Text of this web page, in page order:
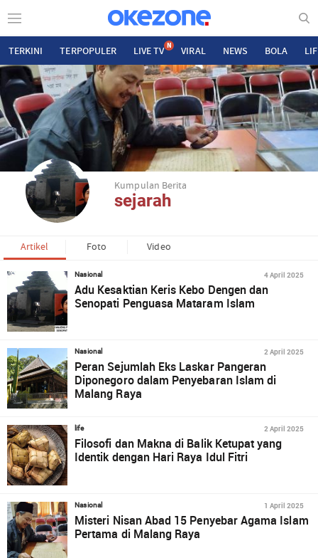
TERKINI TERPOPULER LIVE TV N VIRAL NEWS BOLA
Kumpulan Berita
sejarah
Artikel Foto Video
Nasional 4 April 2025
Adu Kesaktian Keris Kebo Dengen dan
Senopati Penguasa Mataram Islam
Nasional 2 April 2025
Peran Sejumlah Eks Laskar Pangeran
Diponegoro dalam Penyebaran Islam di
Malang Raya
life 2 April 2025
Filosofi dan Makna di Balik Ketupat yang
Identik dengan Hari Raya Idul Fitri
Nasional 1 April 2025
Misteri Nisan Abad 15 Penyebar Agama Islam
Pertama di Malang Raya